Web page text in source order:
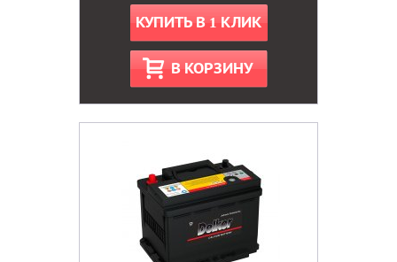
КУПИТЬ В 1 КЛИК
В КОРЗИНУ